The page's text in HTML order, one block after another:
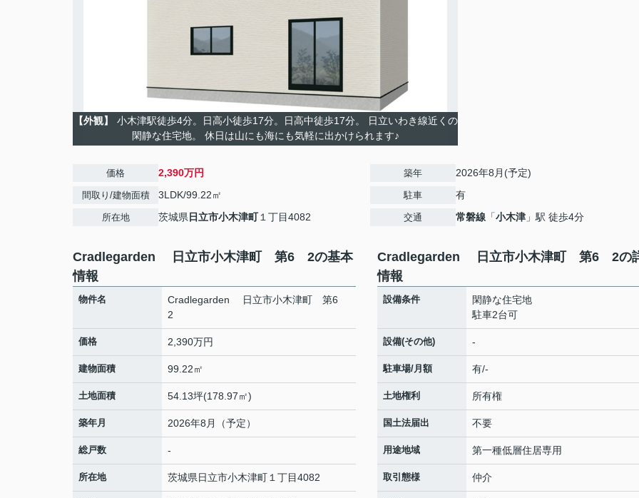
【外観】
小木津駅徒歩4分。日高小徒歩17分。日高中徒歩17分。 日立いわき線近くの
閑静な住宅地。 休日は山にも海にも気軽に出かけられます♪
価格 2,390万円
間取り/建物面積 3LDK/99.22㎡
所在地 茨城県 日立市小木津町１丁目4082
築年 2026年8月(予定)
駐車 有
交通 常磐線 「小木津 」駅 徒歩4分
Cradlegarden 日立市小木津町 第6 2の基本
情報
物件名
Cradlegarden 日立市小木津町 第6
2
価格 2,390万円
建物面積 99.22㎡
土地面積 54.13坪(178.97㎡)
築年月 2026年8月（予定）
総戸数 -
所在地 茨城県日立市小木津町 １丁目4082
Cradlegarden 日立市小木津町 第6 2の
情報
設備条件
閑静な住宅地
駐車2台可
設備(その他) -
駐車場/月額 有/-
土地権利 所有権
国土法届出 不要
用途地域 第一種低層住居専用
取引態様 仲介